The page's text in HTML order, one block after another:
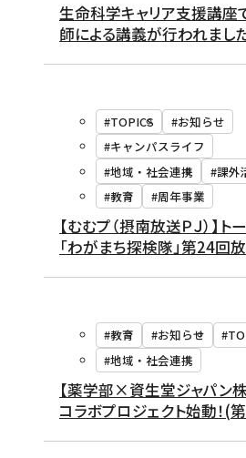
生命科学キャリア支援講座
師による講義が行われまし
#TOPICS
#お知らせ
#キャンパスライフ
#地域・社会連携
#課外
#教育
#周年事業
【むむプ（摂南放送ＰＪ）】ト
「わがまち探検隊」第24回放
#教育 #お知らせ
#地域・社会連携
【薬学部×資生堂ジャパン
コラボプロジェクト始動！(